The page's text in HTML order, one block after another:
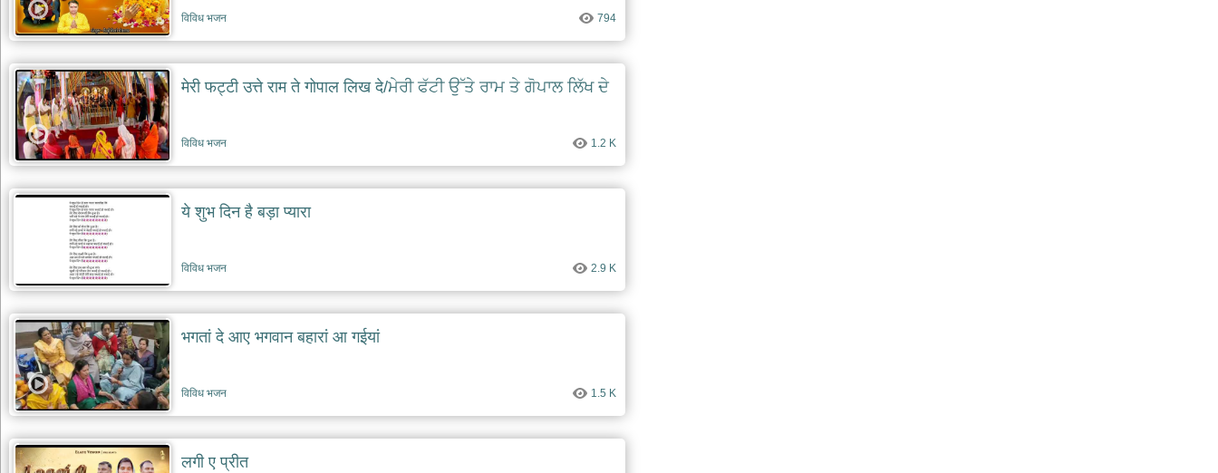
विविध भजन 794
मेरी फट्टी उत्ते राम ते गोपाल लिख दे/ਮੇਰੀ ਫੱਟੀ ਉੱਤੇ ਰਾਮ ਤੇ ਗੋਪਾਲ ਲਿੱਖ ਦੇ
विविध भजन 1.2 K
ये शुभ दिन है बड़ा प्यारा
विविध भजन 2.9 K
भगतां दे आए भगवान बहारां आ ग‌ईयां
विविध भजन 1.5 K
लगी ए प्रीत